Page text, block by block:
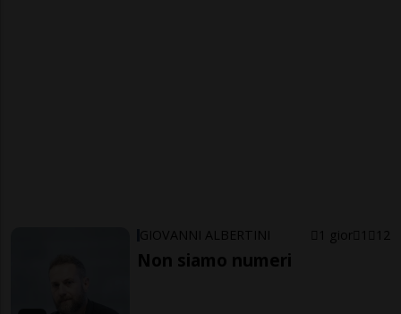
GIOVANNI ALBERTINI 1 gior 1 12
Non siamo numeri